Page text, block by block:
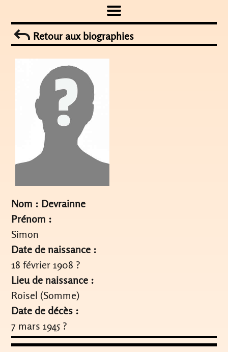
to
contentRetour aux biographies
Nom : Devrainne
Prénom :
Simon
Date de naissance :
18 février 1908 ?
Lieu de naissance :
Roisel (Somme)
Date de décès :
7 mars 1945 ?